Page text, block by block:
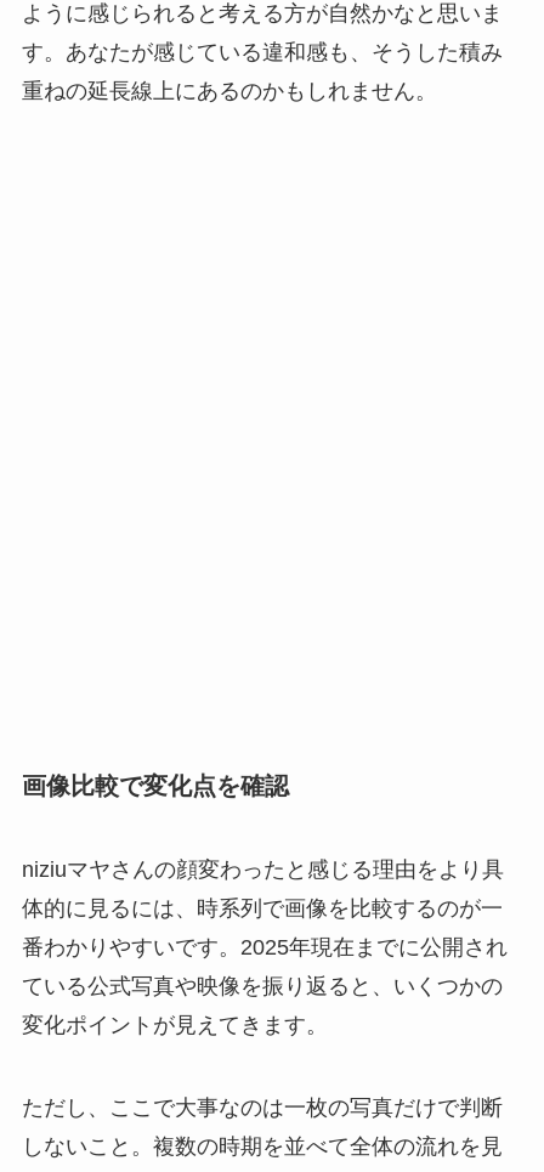
ように感じられると考える方が自然かなと思いま
す。あなたが感じている違和感も、そうした積み
重ねの延長線上にあるのかもしれません。
画像比較で変化点を確認
niziuマヤさんの顔変わったと感じる理由をより具
体的に見るには、時系列で画像を比較するのが一
番わかりやすいです。2025年現在までに公開され
ている公式写真や映像を振り返ると、いくつかの
変化ポイントが見えてきます。
ただし、ここで大事なのは一枚の写真だけで判断
しないこと。複数の時期を並べて全体の流れを見